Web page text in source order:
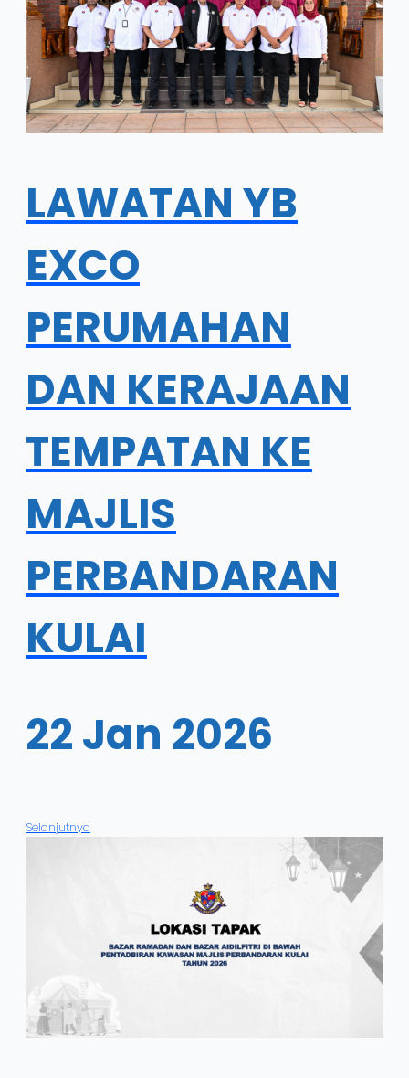
LAWATAN YB
EXCO
PERUMAHAN
DAN KERAJAAN
TEMPATAN KE
MAJLIS
PERBANDARAN
KULAI
22 Jan 2026
Selanjutnya